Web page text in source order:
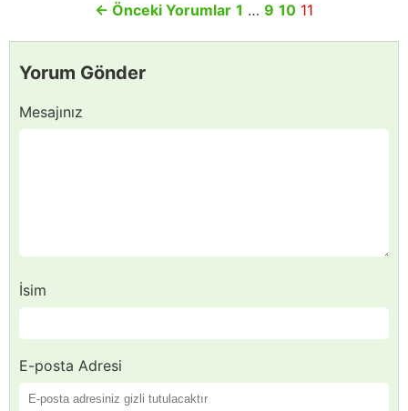
← Önceki Yorumlar 1 … 9 10 11
Yorum Gönder
Mesajınız
İsim
E-posta Adresi